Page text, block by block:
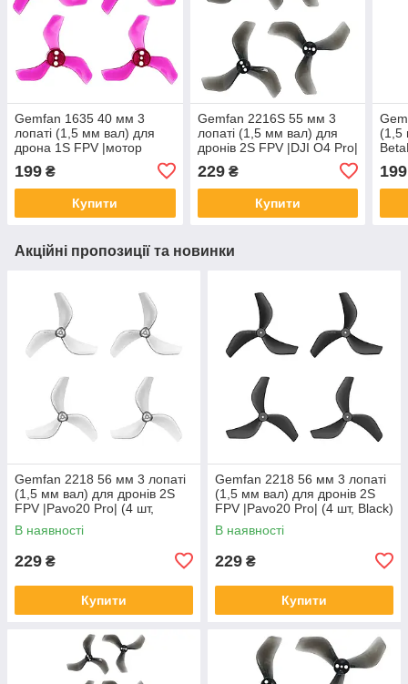
Gemfan 1635 40 мм 3
лопаті (1,5 мм вал) для
дрона 1S FPV |мотор
Purple)
199 ₴
Купити
Gemfan 2216S 55 мм 3
лопаті (1,5 мм вал) для
дронів 2S FPV |DJI O4 Pro|
229₴
Купити
(1,5
199
Акційні пропозиції та новинки
Gemfan 2218 56 мм 3 лопаті
(1,5 мм вал) для дронів 2S
FPV |Pavo20 Pro| (4 шт,
Transparent Grey)
В наявності
229 ₴
Купити
Gemfan 2218 56 мм 3 лопаті
(1,5 мм вал) для дронів 2S
FPV |Pavo20 Pro| (4 шт, Black)
В наявності
229 ₴
Купити